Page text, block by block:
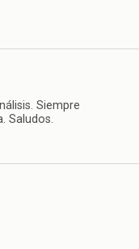
Siempre
Saludos.